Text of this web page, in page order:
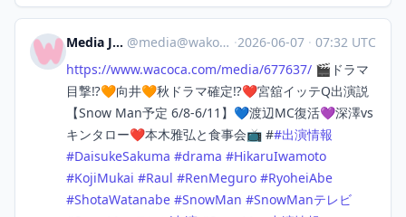
Media Japan @media@wakoka.com ·2026-06-07 · 07:32 UTC
https://www.wacoca.com/media/677637/ 🎬ドラマ
目撃⁉️🧡向井🧡秋ドラマ確定⁉️❤️宮舘イッテQ出演説
【Snow Man予定 6/8-6/11】💙渡辺MC復活💜深澤vs
キンタロー❤️本木雅弘と食事会📺 ##出演情報
#DaisukeSakuma #drama #HikaruIwamoto
#KojiMukai #Raul #RenMeguro #RyoheiAbe
#ShotaWatanabe #SnowMan #SnowManテレビ